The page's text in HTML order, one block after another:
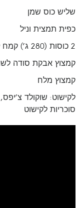
שליש כוס שמן
כפית תמצית וניל
2 כוסות (280 ג’) קמח לבן
קמצוץ אבקת סודה
קמצוץ מלח
לקישוט: שוקולד
סוכריות לקישוט